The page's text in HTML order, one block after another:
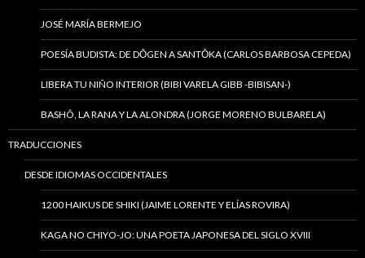
JOSÉ MARÍA BERMEJO
POESÍA BUDISTA: DE DŌGEN A SANTŌKA (CARLOS BARBOSA CEPEDA)
LIBERA TU NIÑO INTERIOR (BIBI VARELA GIBB -BIBISAN-)
BASHÔ, LA RANA Y LA ALONDRA (JORGE MORENO BULBARELA)
TRADUCCIONES
DESDE IDIOMAS OCCIDENTALES
1200 HAIKUS DE SHIKI (JAIME LORENTE Y ELÍAS ROVIRA)
KAGA NO CHIYO-JO: UNA POETA JAPONESA DEL SIGLO XVIII